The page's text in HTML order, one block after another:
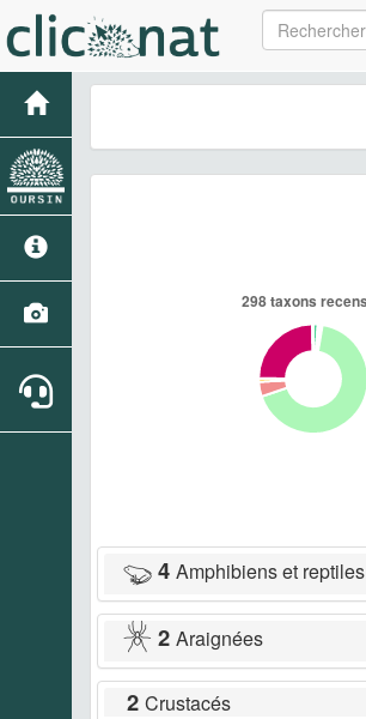
4 Amphibiens et reptiles
2 Araignées
2 Crustacés